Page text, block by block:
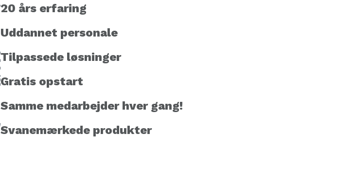
20 års erfaring
Uddannet personale
Tilpassede løsninger
Gratis opstart
Samme medarbejder hver gang!
Svanemærkede produkter